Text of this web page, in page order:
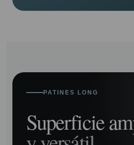
PATINES LONG
Superficie